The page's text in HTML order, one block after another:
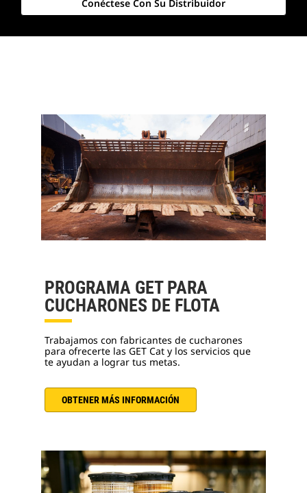
Conéctese Con Su Distribuidor
PROGRAMA GET PARA
CUCHARONES DE FLOTA
Trabajamos con fabricantes de cucharones
para ofrecerte las GET Cat y los servicios que
te ayudan a lograr tus metas.
OBTENER MÁS INFORMACIÓN